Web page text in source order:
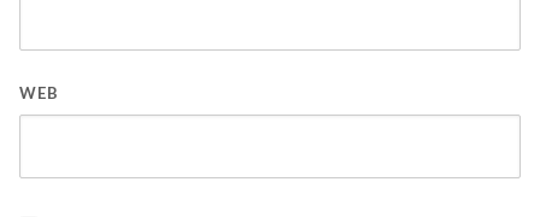
WEB